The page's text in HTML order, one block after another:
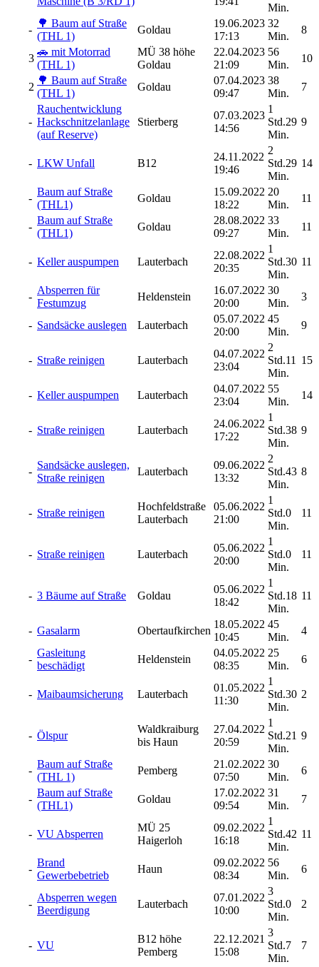
Min.
-
🌳 Baum auf Straße
(THL 1)
Goldau
19.06.2023
17:13
32
Min.
8
3
🚗 mit Motorrad
(THL 1)
MÜ 38 höhe
Goldau
22.04.2023
21:09
56
Min.
10
2
🌳 Baum auf Straße
(THL 1)
Goldau
07.04.2023
09:47
38
Min.
7
-
Rauchentwicklung
Hackschnitzelanlage
(auf Reserve)
Stierberg
07.03.2023
14:56
1
Std.29
Min.
9
- LKW Unfall B12
24.11.2022
19:46
2
Std.29
Min.
14
-
Baum auf Straße
(THL1)
Goldau
15.09.2022
18:22
20
Min.
11
-
Baum auf Straße
(THL1)
Goldau
28.08.2022
09:27
33
Min.
11
- Keller auspumpen Lauterbach
22.08.2022
20:35
1
Std.30
Min.
11
-
Absperren für
Festumzug
Heldenstein
16.07.2022
20:00
30
Min.
3
- Sandsäcke auslegen Lauterbach
05.07.2022
20:00
45
Min.
9
- Straße reinigen Lauterbach
04.07.2022
23:04
2
Std.11
Min.
15
- Keller auspumpen Lauterbach
04.07.2022
23:04
55
Min.
14
- Straße reinigen Lauterbach
24.06.2022
17:22
1
Std.38
Min.
9
-
Sandsäcke auslegen,
Straße reinigen
Lauterbach
09.06.2022
13:32
2
Std.43
Min.
8
- Straße reinigen
Hochfeldstraße
Lauterbach
05.06.2022
21:00
1
Std.0
Min.
11
- Straße reinigen Lauterbach
05.06.2022
20:00
1
Std.0
Min.
11
- 3 Bäume auf Straße Goldau
05.06.2022
18:42
1
Std.18
Min.
11
- Gasalarm Obertaufkirchen
18.05.2022
10:45
45
Min.
4
-
Gasleitung
beschädigt
Heldenstein
04.05.2022
08:35
25
Min.
6
- Maibaumsicherung Lauterbach
01.05.2022
11:30
1
Std.30
Min.
2
- Ölspur
Waldkraiburg
bis Haun
27.04.2022
20:59
1
Std.21
Min.
9
-
Baum auf Straße
(THL 1)
Pemberg
21.02.2022
07:50
30
Min.
6
-
Baum auf Straße
(THL1)
Goldau
17.02.2022
09:54
31
Min.
7
- VU Absperren
MÜ 25
Haigerloh
09.02.2022
16:18
1
Std.42
Min.
11
-
Brand
Gewerbebetrieb
Haun
09.02.2022
08:34
56
Min.
6
-
Absperren wegen
Beerdigung
Lauterbach
07.01.2022
10:00
3
Std.0
Min.
2
- VU
B12 höhe
Pemberg
22.12.2021
15:08
3
Std.7
Min.
7